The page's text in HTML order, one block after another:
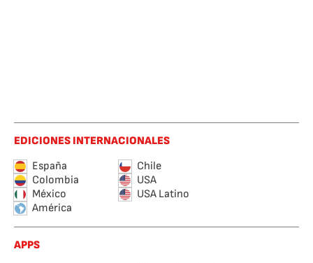
EDICIONES INTERNACIONALES
España
Chile
Colombia
USA
México
USA Latino
América
APPS